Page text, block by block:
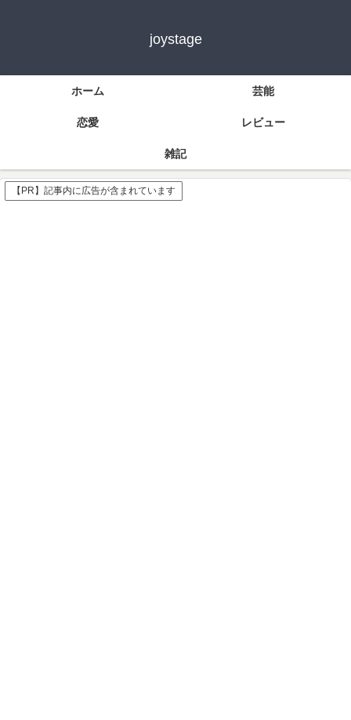
joystage
ホーム 芸能
恋愛 レビュー
雑記
【PR】記事内に広告が含まれています